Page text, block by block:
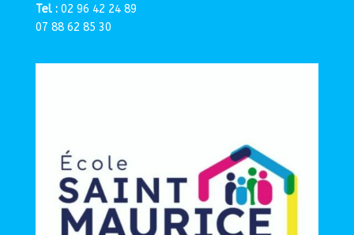
Tel :02 96 42 24 89
07 88 62 85 30